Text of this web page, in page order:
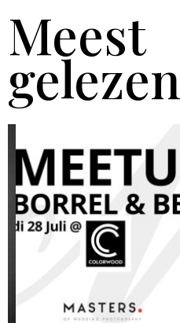
Meest
gelezen